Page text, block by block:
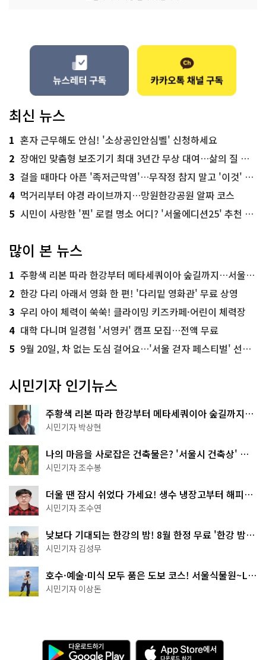
최신 뉴스
1 혼자 근무해도 안심! '소상공인안심벨' 신청하세요
2 장애인 맞춤형 보조기기 최대 3년간 무상 대여…삶의 질 높인다
3 걸을 때마다 아픈 '족저근막염'…무작정 참지 말고 '이것' 해보세요!
4 먹거리부터 야경 라이브까지…망원한강공원 알짜 코스
5 시민이 사랑한 '찐' 로컬 명소 어디? '서울에디션25' 추천 코스
많이 본 뉴스
1 주황색 리본 따라 한강부터 메타세쿼이아 숲길까지…서울둘레길 15코스
2 한강 다리 아래서 영화 한 편! '다리밑 영화관' 무료 상영
3 우리 아이 체력이 쑥쑥! 클라이밍 키즈카페·어린이 체력장
4 대학 다니며 일경험 '서영커' 캠프 모집…전액 무료
5 9월 20일, 차 없는 도심 걸어요…'서울 걷자 페스티벌' 선착순 5천명
시민기자 인기뉴스
주황색 리본 따라 한강부터 메타세쿼이아 숲길까지…
서울둘레길 15코스
시민기자 박상현
나의 마음을 사로잡은 건축물은? '서울시 건축상' 수
상작 공개!
시민기자 조수봉
더울 땐 잠시 쉬었다 가세요! 생수 냉장고부터 해피소
·무더위쉼터까지
시민기자 조수연
낮보다 기대되는 한강의 밤! 8월 한정 무료 '한강 밤
핑' 예약은?
시민기자 김성무
호수·예술·미식 모두 품은 도보 코스! 서울식물원~LG
아트센터~마곡테라스거리
시민기자 이상돈
다
운
A
p